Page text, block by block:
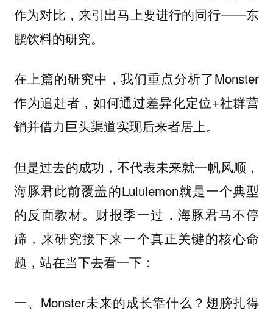
作为对比，来引出马上要进行的同行——东
鹏饮料的研究。
在上篇的研究中，我们重点分析了Monster
作为追赶者，如何通过差异化定位+社群营
销并借力巨头渠道实现后来者居上。
但是过去的成功，不代表未来就一帆风顺，
海豚君此前覆盖的Lululemon就是一个典型
的反面教材。财报季一过，海豚君马不停
蹄，来研究接下来一个真正关键的核心命
题，站在当下去看一下：
一、Monster未来的成长靠什么？翅膀扎得